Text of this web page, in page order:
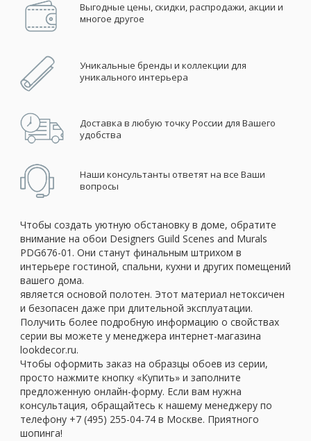
Выгодные цены, скидки, распродажи, акции и
многое другое
Уникальные бренды и коллекции для
уникального интерьера
Доставка в любую точку России для Вашего
удобства
Наши консультанты ответят на все Ваши
вопросы
Чтобы создать уютную обстановку в доме, обратите
внимание на обои Designers Guild Scenes and Murals
PDG676-01. Они станут финальным штрихом в
интерьере гостиной, спальни, кухни и других помещений
вашего дома.
является основой полотен. Этот материал нетоксичен
и безопасен даже при длительной эксплуатации.
Получить более подробную информацию о свойствах
серии вы можете у менеджера интернет-магазина
lookdecor.ru.
Чтобы оформить заказ на образцы обоев из серии,
просто нажмите кнопку «Купить» и заполните
предложенную онлайн-форму. Если вам нужна
консультация, обращайтесь к нашему менеджеру по
телефону +7 (495) 255-04-74 в Москве. Приятного
шопинга!